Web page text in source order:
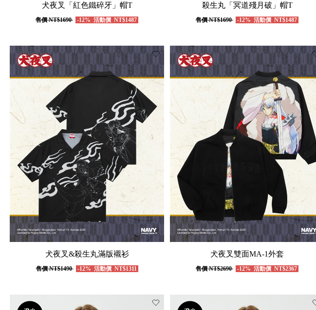
犬夜叉「紅色鐵碎牙」帽T
售價NT$1690 -12% 活動價 NT$1487
殺生丸「冥道殘月破」帽T
售價NT$1690 -12% 活動價 NT$1487
犬夜叉&殺生丸滿版襯衫
售價NT$1490 -12% 活動價NT$1311
犬夜叉雙面MA-1外套
售價NT$2690 -12% 活動價 NT$2367